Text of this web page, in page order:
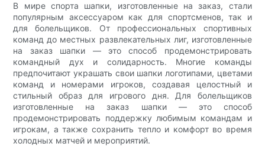
В мире спорта шапки, изготовленные на заказ, стали
популярным аксессуаром как для спортсменов, так и
для болельщиков. От профессиональных спортивных
команд до местных развлекательных лиг, изготовленные
на заказ шапки — это способ продемонстрировать
командный дух и солидарность. Многие команды
предпочитают украшать свои шапки логотипами, цветами
команд и номерами игроков, создавая целостный и
стильный образ для игрового дня. Для болельщиков
изготовленные на заказ шапки — это способ
продемонстрировать поддержку любимым командам и
игрокам, а также сохранить тепло и комфорт во время
холодных матчей и мероприятий.